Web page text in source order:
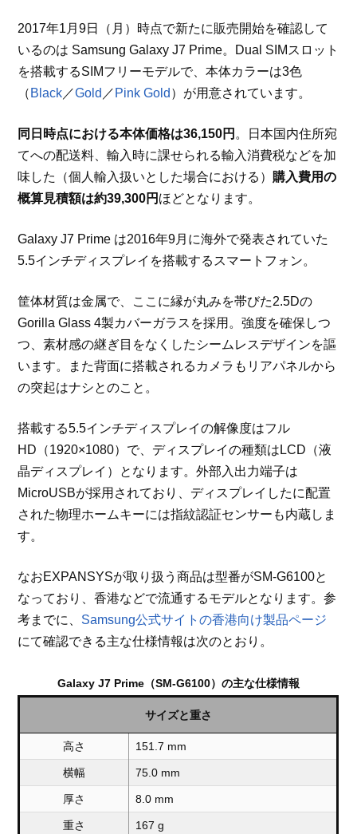
2017年1月9日（月）時点で新たに販売開始を確認して
いるのは Samsung Galaxy J7 Prime。Dual SIMスロット
を搭載するSIMフリーモデルで、本体カラーは3色
（ Black ／Gold ／ Pink Gold ）が用意されています。
同日時点における本体価格は36,150円 。日本国内住所宛
てへの配送料、輸入時に課せられる輸入消費税などを加
味した（個人輸入扱いとした場合における） 購入費用の
概算見積額は約39,300円 ほどとなります。
Galaxy J7 Prime は2016年9月に海外で発表されていた
5.5インチディスプレイを搭載するスマートフォン。
筐体材質は金属で、ここに縁が丸みを帯びた2.5Dの
Gorilla Glass 4製カバーガラスを採用。強度を確保しつ
つ、素材感の継ぎ目をなくしたシームレスデザインを謳
います。また背面に搭載されるカメラもリアパネルから
の突起はナシとのこと。
搭載する5.5インチディスプレイの解像度はフル
HD（1920×1080）で、ディスプレイの種類はLCD（液
晶ディスプレイ）となります。外部入出力端子は
MicroUSBが採用されており、ディスプレイしたに配置
された物理ホームキーには指紋認証センサーも内蔵しま
す。
なおEXPANSYSが取り扱う商品は型番がSM-G6100と
なっており、香港などで流通するモデルとなります。参
考までに、 Samsung公式サイトの香港向け製品ページ
にて確認できる主な仕様情報は次のとおり。
Galaxy J7 Prime（SM-G6100）の主な仕様情報
サイズと重さ
高さ 151.7 mm
横幅 75.0 mm
厚さ 8.0 mm
重さ 167 g